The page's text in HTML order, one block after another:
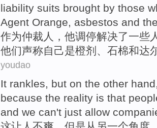
liability suits brought by those
Agent Orange, asbestos and
作为仲裁人 ， 他调停解决了一些
他们声称自己是橙剂、 石棉和达
youdao
It rankles, but on the other hand
because the reality is that
and we can't just allow